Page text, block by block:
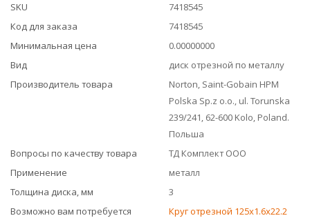
SKU
7418545
Код для заказа
7418545
Минимальная цена
0.00000000
Вид
диск отрезной по металлу
Производитель товара
Norton, Saint-Gobain HPM
Polska Sp.z o.o., ul. Torunska
239/241, 62-600 Kolo, Poland.
Польша
Вопросы по качеству товара
ТД Комплект ООО
Применение
металл
Толщина диска, мм
3
Возможно вам потребуется
Круг отрезной 125х1.6x22.2